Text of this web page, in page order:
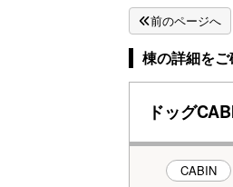
前のページへ
棟の詳細をご
ドッグ
CABIN